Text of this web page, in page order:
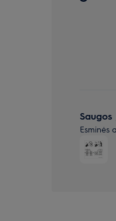
Esminės